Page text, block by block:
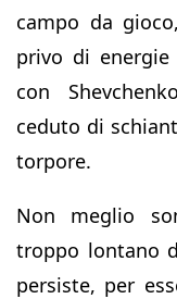
campo da
privo di
con
ceduto di
torpore.
Non meglio
troppo lontano
persiste, per